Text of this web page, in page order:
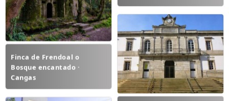
Finca de Frendoal o
Bosque encantado ·
Cangas